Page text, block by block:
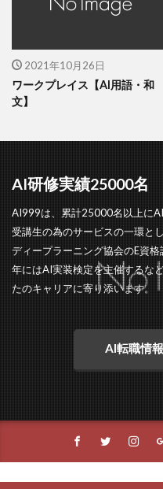
2021年10月26日
ワークプレイス【AI用語・和
文】
AI研修実績25000名
AI999は、累計25000名以上に
受講生の為のサービスの一環と
ディープラーニング協会のE資
年にはAI実装検定を主催するな
たのキャリアに寄り添います。
AI転職情